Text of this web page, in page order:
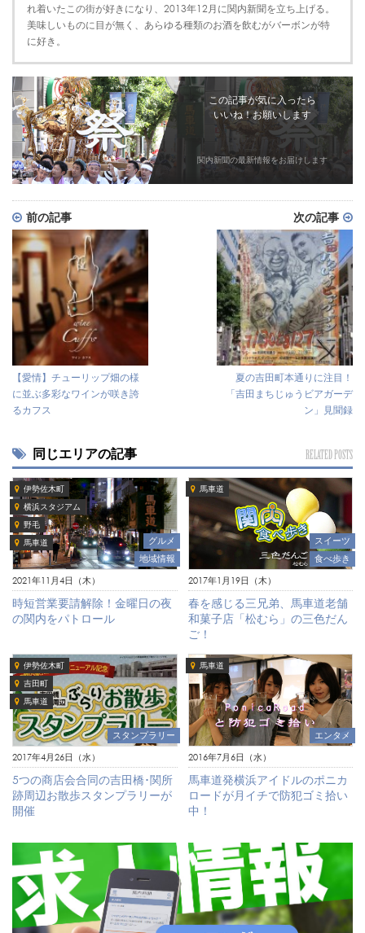
れ着いたこの街が好きになり、2013年12月に関内新聞を立ち上げる。
美味しいものに目が無く、あらゆる種類のお酒を飲むがバーボンが特
に好き。
この記事が気に入ったら
いいね！お願いします
関内新聞の最新情報をお届けします
前の記事
【愛情】チューリップ畑の様
に並ぶ多彩なワインが咲き誇
るカフス
次の記事
夏の吉田町本通りに注目！
「吉田まちじゅうビアガーデ
ン」見聞録
同じエリアの記事 RELATED POSTS
伊勢佐木町
横浜スタジアム
野毛
馬車道
グルメ
地域情報
2021年11月4日（木）
時短営業要請解除！金曜日の夜
の関内をパトロール
馬車道
スイーツ
食べ歩き
2017年1月19日（木）
春を感じる三兄弟、馬車道老舗
和菓子店「松むら」の三色だん
ご！
伊勢佐木町
吉田町
馬車道
スタンプラリー
2017年4月26日（水）
5つの商店会合同の吉田橋･関所
跡周辺お散歩スタンプラリーが
開催
馬車道
エンタメ
2016年7月6日（水）
馬車道発横浜アイドルのポニカ
ロードが月イチで防犯ゴミ拾い
中！